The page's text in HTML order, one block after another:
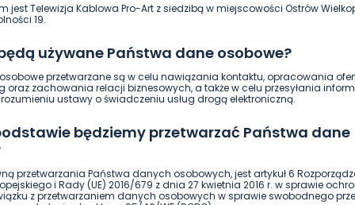
jest Telewizja Kablowa Pro-Art z siedzibą w miejscowości Ostrów
19.
używane Państwa dane osobowe?
przetwarzane są w celu nawiązania kontaktu, opracowania
oraz zachowania relacji biznesowych, a także w celu przesyłania
ustawy o świadczeniu usług drogą elektroniczną.
będziemy przetwarzać Państwa dane
przetwarzania Państwa danych osobowych, jest artykuł 6
i Rady (UE) 2016/679 z dnia 27 kwietnia 2016 r. w sprawie
z przetwarzaniem danych osobowych w sprawie swobodnego
Sanepid i policja w ostrowskim pubie.
Będzie kara administracyjna?